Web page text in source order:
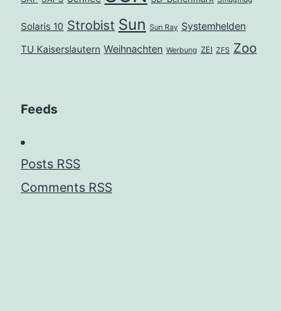
Solaris 10 Strobist Sun Sun Ray Systemhelden
TU Kaiserslautern Weihnachten Werbung ZEI ZFS Zoo
Feeds
Posts RSS
Comments RSS